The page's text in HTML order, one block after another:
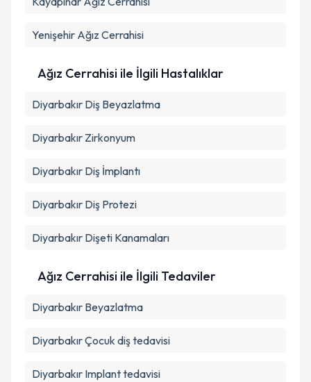
Yenişehir Ağız Cerrahisi
Ağız Cerrahisi ile İlgili Hastalıklar
Diyarbakır Diş Beyazlatma
Diyarbakır Zirkonyum
Diyarbakır Diş İmplantı
Diyarbakır Diş Protezi
Diyarbakır Dişeti Kanamaları
Ağız Cerrahisi ile İlgili Tedaviler
Diyarbakır Beyazlatma
Diyarbakır Çocuk diş tedavisi
Diyarbakır Implant tedavisi